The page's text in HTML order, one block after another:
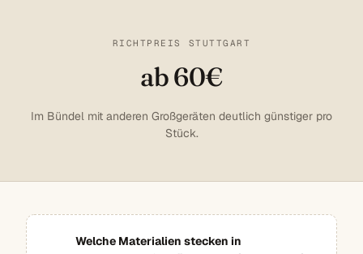
RICHTPREIS STUTTGART
ab 60€
Im Bündel mit anderen Großgeräten deutlich günstiger pro
Stück.
Welche Materialien stecken in